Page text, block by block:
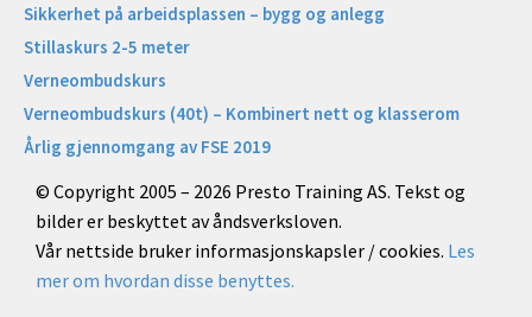
Sikkerhet på arbeidsplassen – bygg og anlegg
Stillaskurs 2-5 meter
Verneombudskurs
Verneombudskurs (40t) – Kombinert nett og klasserom
Årlig gjennomgang av FSE 2019
© Copyright 2005 – 2026 Presto Training AS. Tekst og
bilder er beskyttet av åndsverksloven.
Vår nettside bruker informasjonskapsler / cookies. Les
mer om hvordan disse benyttes.